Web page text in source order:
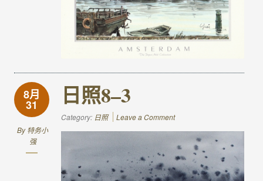
8月
31
By特务小
强
日照8–3
Category: 日照 Leave a Comment